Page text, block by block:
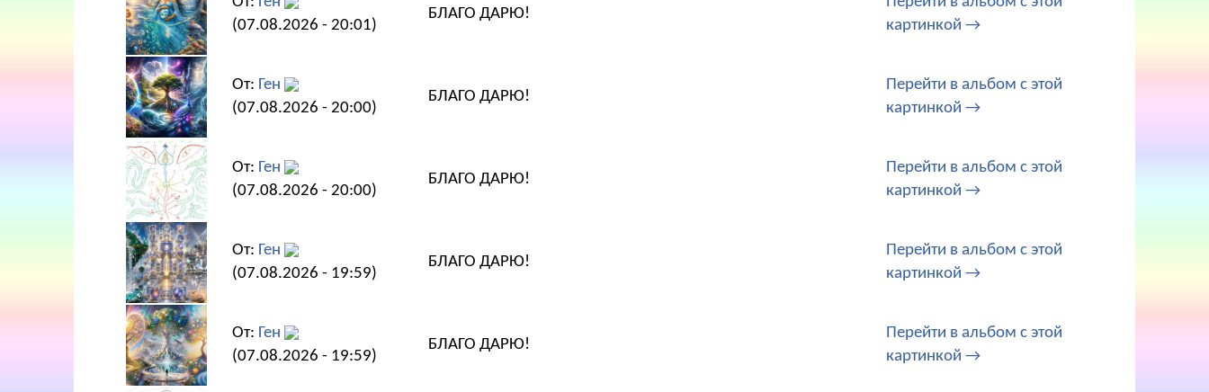
(07.08.2026 - 20:01)
БЛАГО ДАРЮ!
картинкой →
От: Ген
(07.08.2026 - 20:00)
БЛАГО ДАРЮ!
Перейти в альбом с этой
картинкой →
От: Ген
(07.08.2026 - 20:00)
БЛАГО ДАРЮ!
Перейти в альбом с этой
картинкой →
От: Ген
(07.08.2026 - 19:59)
БЛАГО ДАРЮ!
Перейти в альбом с этой
картинкой →
От: Ген
(07.08.2026 - 19:59)
БЛАГО ДАРЮ!
Перейти в альбом с этой
картинкой →